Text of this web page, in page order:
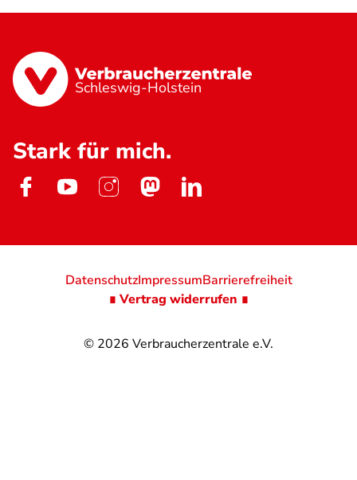
Schleswig-Holstein
Stark für mich.
© 2026 Verbraucherzentrale e.V.
DatenschutzImpressumBarrierefreiheit
∎ Vertrag widerrufen ∎